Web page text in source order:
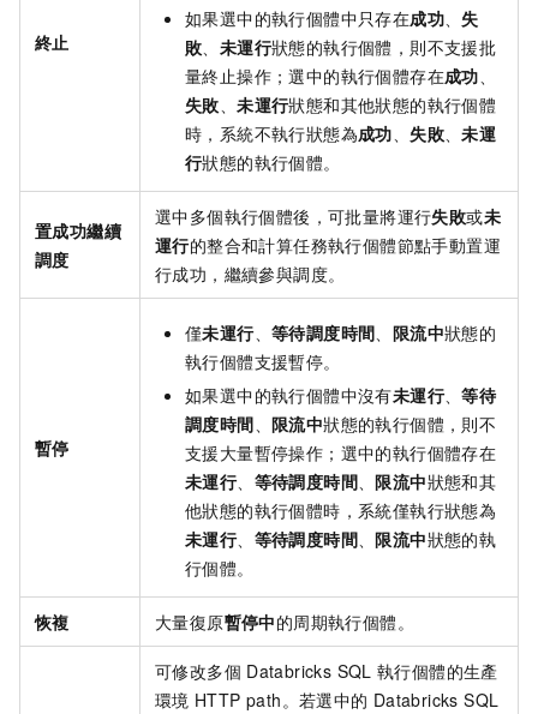
終止
如果選中的執行個體中只存在成功
失
敗
未運行狀態的執行個體，則不支援批
量終止操作；選中的執行個體存在成功
失敗 、未運行狀態和其他狀態的執行個體
時，系統不執行狀態為成功 失敗 、未運
行狀態的執行個體。
置成功繼續
調度
選中多個執行個體後，可批量將運行失敗或未
運行的整合和計算任務執行個體節點手動置運
行成功，繼續參與調度。
暫停
僅未運行、等待調度時間 限流中狀態的
執行個體支援暫停。
如果選中的執行個體中沒有未運行、等待
調度時間 、限流中狀態的執行個體，則不
支援大量暫停操作；選中的執行個體存在
未運行、 等待調度時間 、限流中狀態和其
他狀態的執行個體時，系統僅執行狀態為
未運行、 等待調度時間 、限流中狀態的執
行個體。
恢複 大量復原暫停中的周期執行個體。
可修改多個 Databricks SQL 執行個體的生產
環境 HTTP path。若選中的 Databricks SQL